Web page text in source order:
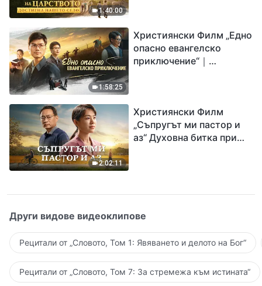
1:40:00
1:58:25
Християнски Филм „Едно
опасно евангелско
приключение“｜
Исус
2:02:11
Християнски Филм
„Съпругът ми пастор и
аз“ Духовна битка при
Други видове видеоклипове
Рецитали от „Словото, Том 1: Явяването и делото на Бог“
Рецитали от „Словото, Том 7: За стремежа към истината“